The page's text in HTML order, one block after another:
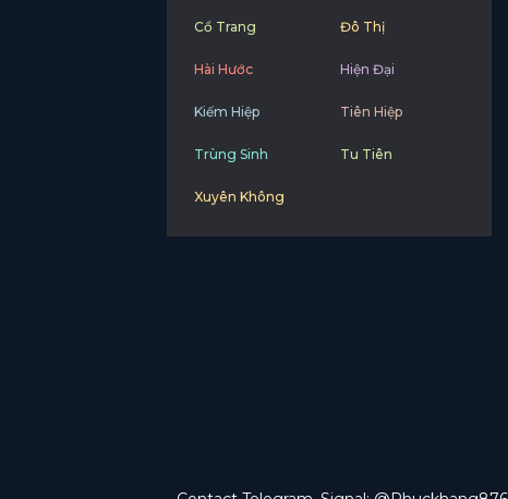
Cổ Trang Đô Thị
Hài Hước Hiện Đại
Kiếm Hiệp Tiên Hiệp
Trùng Sinh Tu Tiên
Xuyên Không